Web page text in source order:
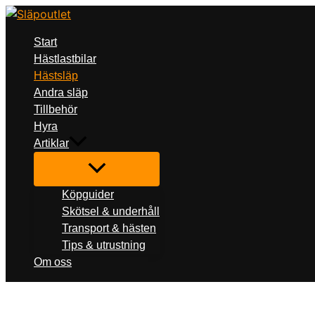
Hoppa
innehållStart
Hästlastbilar
Hästsläp
Andra släp
Tillbehör
Hyra
Artiklar
Köpguider
Skötsel & underhåll
Transport & hästen
Tips & utrustning
Om oss
Det
Det